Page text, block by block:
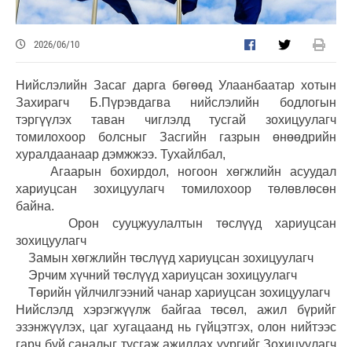
2026/06/10
Нийслэлийн Засаг дарга бөгөөд Улаанбаатар хотын
Захирагч Б.Пүрэвдагва нийслэлийн бодлогын
тэргүүлэх таван чиглэлд тусгай зохицуулагч
томилохоор болсныг Засгийн газрын өнөөдрийн
хуралдаанаар дэмжжээ. Тухайлбал,
Агаарын бохирдол, ногоон хөгжлийн асуудал
хариуцсан зохицуулагч томилохоор төлөвлөсөн
байна.
Орон сууцжуулалтын төслүүд хариуцсан
зохицуулагч
Замын хөгжлийн төслүүд хариуцсан зохицуулагч
Эрчим хүчний төслүүд хариуцсан зохицуулагч
Төрийн үйлчилгээний чанар хариуцсан зохицуулагч
Нийслэлд хэрэгжүүлж байгаа төсөл, ажил бүрийг
эзэнжүүлэх, цаг хугацаанд нь гүйцэтгэх, олон нийтээс